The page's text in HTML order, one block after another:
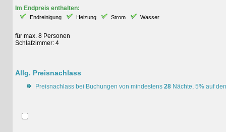
Im Endpreis enthalten:
Endreinigung Heizung Strom Wasser
für max. 8 Personen
Schlafzimmer: 4
Allg. Preisnachlass
Preisnachlass bei Buchungen von mindestens28Nächte, 5% auf den